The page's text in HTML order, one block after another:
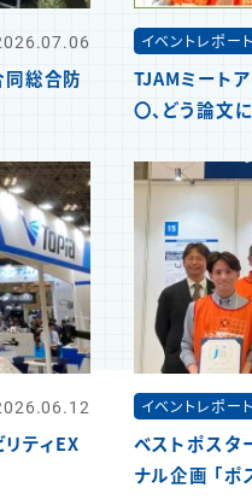
総合防
イベントレポート
TJAMミート
〇、どう論文
ティEX
イベントレポート
ベストポスタ
ナル企画 「ポ